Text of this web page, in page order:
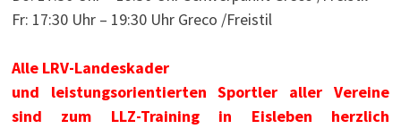
Fr: 17:30 Uhr – 19:30 Uhr Greco /Freistil
Alle LRV-Landeskader
und leistungsorientierten Sportler aller Vereine
sind zum LLZ-Training in Eisleben herzlich